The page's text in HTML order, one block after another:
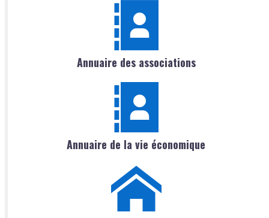
Annuaire des associations
Annuaire de la vie économique